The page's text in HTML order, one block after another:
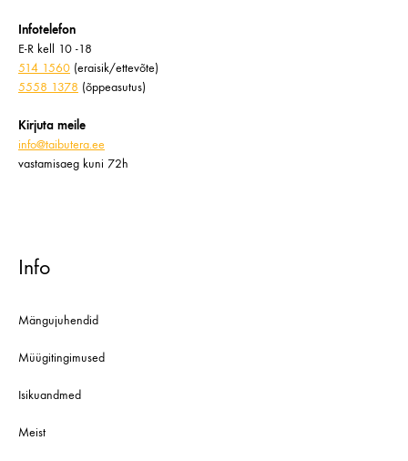
Infotelefon
E-R kell 10 -18
514 1560 (eraisik/ettevõte)
5558 1378 (õppeasutus)
Kirjuta meile
info@taibutera.ee
vastamisaeg kuni 72h
Info
Mängujuhendid
Müügitingimused
Isikuandmed
Meist